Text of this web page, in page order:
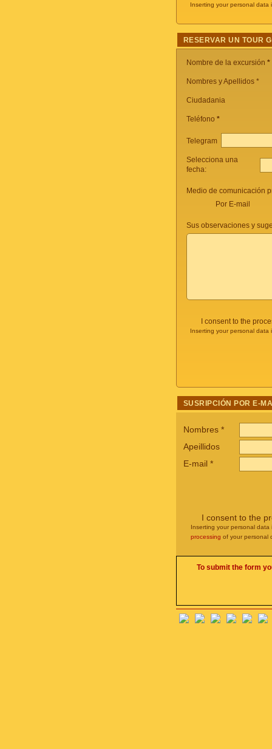
Inserting your personal
RESERVAR UN TOUR
Nombre de la excursión *
Nombres y Apellidos *
Ciudadania
Teléfono *
Telegram
Selecciona una
fecha:
Medio de comunicación
Por E-mail
Sus observaciones y
I consent to the
Inserting your personal
SUSRIPCIÓN POR E-
Nombres *
Apeillidos
E-mail *
I consent to the
Inserting your personal
processing of your personal
To submit the form